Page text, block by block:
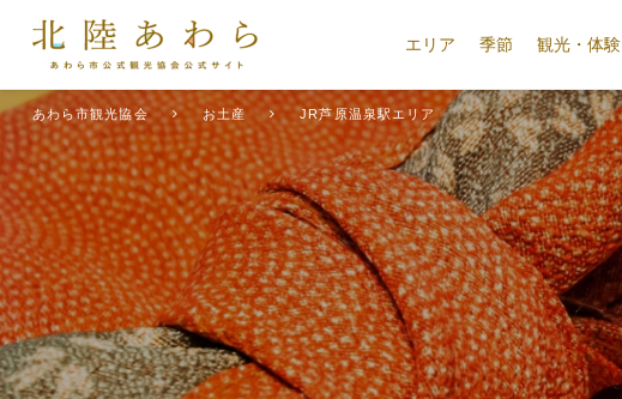
エリア 季節 観光・体験
あわら市観光協会 お土産 JR芦原温泉駅エリア